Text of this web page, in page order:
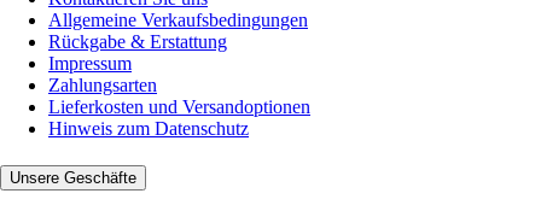
Allgemeine Verkaufsbedingungen
Rückgabe & Erstattung
Impressum
Zahlungsarten
Lieferkosten und Versandoptionen
Hinweis zum Datenschutz
Unsere Geschäfte